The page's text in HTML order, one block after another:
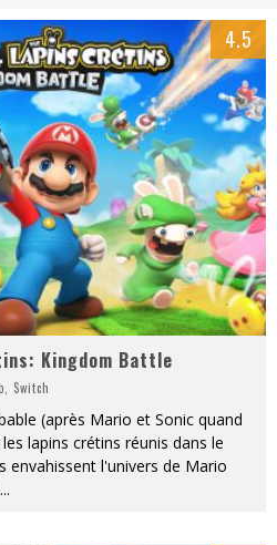
« MOFUSAND / Parler Japonais » – Des Expressions Pratiques !
« Dr Wertham / L’homme qui étudia les tueurs en série » - Un Métier à Risque !
Assassin's Creed Black Flag Resynced
« Le Vent dand les Saules » - Une Belle Histoire !
Yoshi and the mysterious book
4.5
Kingdom Battle
, Switch
(après Mario et Sonic quand
lapins crétins réunis dans le
envahissent l'univers de Mario
...